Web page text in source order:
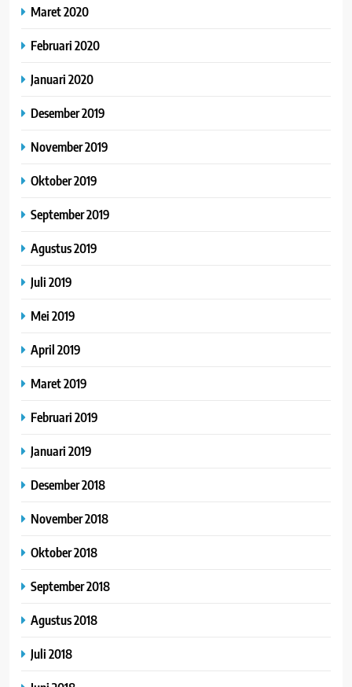
Maret 2020
Februari 2020
Januari 2020
Desember 2019
November 2019
Oktober 2019
September 2019
Agustus 2019
Juli 2019
Mei 2019
April 2019
Maret 2019
Februari 2019
Januari 2019
Desember 2018
November 2018
Oktober 2018
September 2018
Agustus 2018
Juli 2018